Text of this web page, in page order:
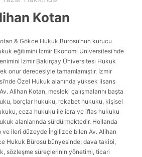
Kotan
& Gökce Hukuk Bürosu’nun kurucu
eğitimini İzmir Ekonomi Üniversitesi’nde
İzmir Bakırçay Üniversitesi Hukuk
onur derecesiyle tamamlamıştır. İzmir
Özel Hukuk alanında yüksek lisans
Alihan Kotan, mesleki çalışmalarını başta
borçlar hukuku, rekabet hukuku, kişisel
ceza hukuku ile icra ve iflas hukuku
alanlarında sürdürmektedir. Hollanda
ve ileri düzeyde İngilizce bilen Av. Alihan
Hukuk Bürosu bünyesinde; dava takibi,
sözleşme süreçlerinin yönetimi, ticari